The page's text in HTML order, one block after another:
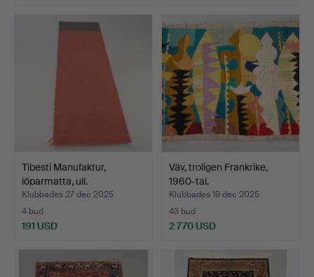
Tibesti Manufaktur,
löparmatta, ull.
Klubbades 27 dec 2025
4 bud
191 USD
Väv, troligen Frankrike,
1960-tal.
Klubbades 19 dec 2025
43 bud
2 770 USD